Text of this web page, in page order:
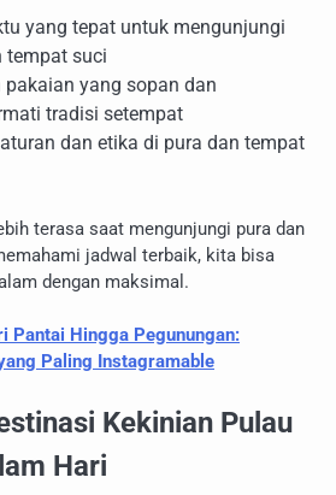
yang tepat untuk mengunjungi
tempat suci
pakaian yang sopan dan
tradisi setempat
dan etika di pura dan tempat
terasa saat mengunjungi pura dan
jadwal terbaik, kita bisa
dengan maksimal.
Pantai Hingga Pegunungan:
Paling Instagramable
Kekinian Pulau
Hari